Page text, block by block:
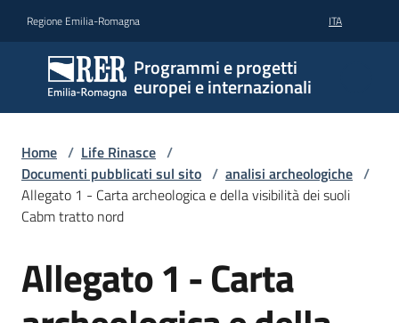
Regione Emilia-Romagna ITA
Programmi e progetti
europei e internazionali
Home / Life Rinasce /
Documenti pubblicati sul sito / analisi archeologiche /
Allegato 1 - Carta archeologica e della visibilità dei suoli
Cabm tratto nord
Allegato 1 - Carta